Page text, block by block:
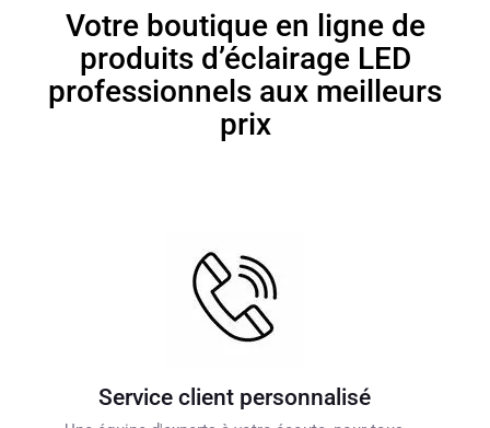
Votre boutique en ligne de
produits d’éclairage LED
professionnels aux meilleurs
prix
Service client personnalisé